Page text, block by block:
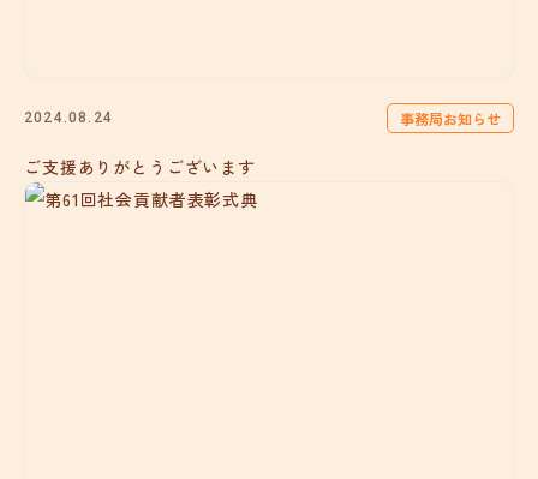
2024.08.24 事務局お知らせ
ご支援ありがとうございます